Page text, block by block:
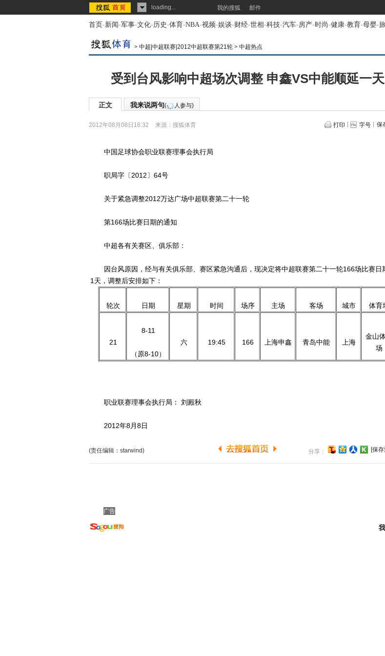
loading... 我的搜狐 邮件
首页-新闻-军事-文化-历史-体育-NBA-视频-娱谈-财经-世相-科技-汽车-房产-时尚-健康-教育-母婴-
> 中超|中超联赛|2012中超联赛第21轮 > 中超热点
受到台风影响中超场次调整 申鑫VS中能顺延一天
正文 我来说两句( 人参与)
2012年08月08日16:32 来源： 搜狐体育 打印 字号 保
中国足球协会职业联赛理事会执行局
职局字〔2012〕64号
关于紧急调整2012万达广场中超联赛第二十一轮
第166场比赛日期的通知
中超各有关赛区、俱乐部：
因台风原因，经与有关俱乐部、赛区紧急沟通后，现决定将中超联赛第二十一轮166场比赛日
1天，调整后安排如下：
轮次 日期 星期 时间 场序 主场 客场 城市 体育
21
8-11
（原8-10）
六 19:45 166 上海申鑫 青岛中能 上海
金山
场
职业联赛理事会执行局： 刘殿秋
2012年8月8日
(责任编辑：starwind) 分享： [保
广告